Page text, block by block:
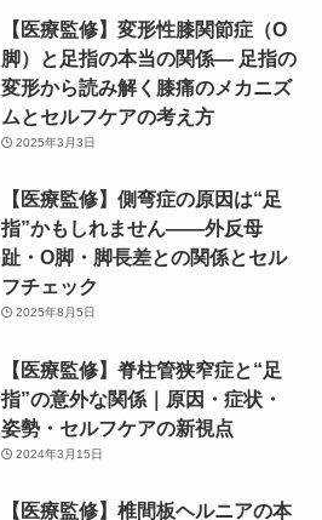
【医療監修】変形性膝関節症（O
脚）と足指の本当の関係― 足指の
変形から読み解く膝痛のメカニズ
ムとセルフケアの考え方
2025年3月3日
【医療監修】側弯症の原因は“足
指”かもしれません——外反母
趾・O脚・脚長差との関係とセル
フチェック
2025年8月5日
【医療監修】脊柱管狭窄症と“足
指”の意外な関係｜原因・症状・
姿勢・セルフケアの新視点
2024年3月15日
【医療監修】椎間板ヘルニアの本